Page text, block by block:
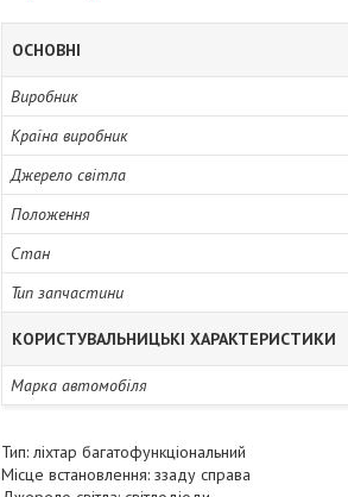
ОСНОВНІ
Виробник
Країна виробник
Джерело світла
Положення
Стан
Тип запчастини
КОРИСТУВАЛЬНИЦЬКІ ХАРАКТЕРИСТИКИ
Марка автомобіля
Тип: ліхтар багатофункціональний
Місце встановлення: ззаду справа